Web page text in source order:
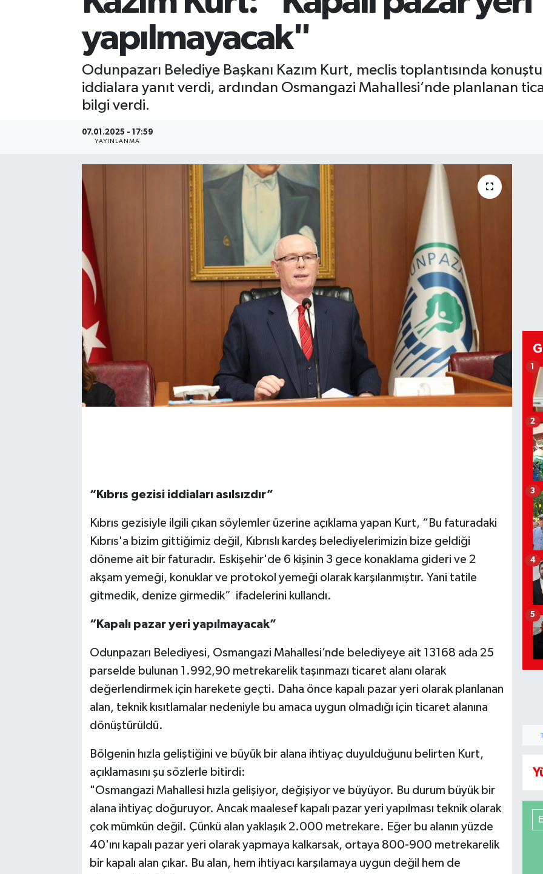
yapılmayacak"
Odunpazarı Belediye Başkanı Kazım Kurt, meclis toplantısında
iddialara yanıt verdi, ardından Osmangazi Mahallesi’nde planlanan
bilgi verdi.
07.01.2025 - 17:59
YAYINLANMA
“Kıbrıs gezisi iddiaları asılsızdır”
Kıbrıs gezisiyle ilgili çıkan söylemler üzerine açıklama yapan Kurt, “Bu faturadaki
Kıbrıs'a bizim gittiğimiz değil, Kıbrıslı kardeş belediyelerimizin bize geldiği
döneme ait bir faturadır. Eskişehir'de 6 kişinin 3 gece konaklama gideri ve 2
akşam yemeği, konuklar ve protokol yemeği olarak karşılanmıştır. Yani tatile
gitmedik, denize girmedik” ifadelerini kullandı.
“Kapalı pazar yeri yapılmayacak”
Odunpazarı Belediyesi, Osmangazi Mahallesi’nde belediyeye ait 13168 ada 25
parselde bulunan 1.992,90 metrekarelik taşınmazı ticaret alanı olarak
değerlendirmek için harekete geçti. Daha önce kapalı pazar yeri olarak planlanan
alan, teknik kısıtlamalar nedeniyle bu amaca uygun olmadığı için ticaret alanına
dönüştürüldü.
Bölgenin hızla geliştiğini ve büyük bir alana ihtiyaç duyulduğunu belirten Kurt,
açıklamasını şu sözlerle bitirdi:
"Osmangazi Mahallesi hızla gelişiyor, değişiyor ve büyüyor. Bu durum büyük bir
alana ihtiyaç doğuruyor. Ancak maalesef kapalı pazar yeri yapılması teknik olarak
çok mümkün değil. Çünkü alan yaklaşık 2.000 metrekare. Eğer bu alanın yüzde
40'ını kapalı pazar yeri olarak yapmaya kalkarsak, ortaya 800-900 metrekarelik
bir kapalı alan çıkar. Bu alan, hem ihtiyacı karşılamaya uygun değil hem de
1
2
3
4
5